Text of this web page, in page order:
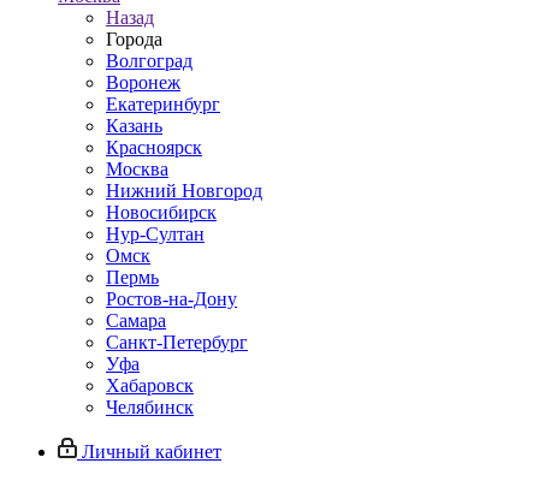
Назад
Города
Волгоград
Воронеж
Екатеринбург
Казань
Красноярск
Москва
Нижний Новгород
Новосибирск
Нур-Султан
Омск
Пермь
Ростов-на-Дону
Самара
Санкт-Петербург
Уфа
Хабаровск
Челябинск
Личный кабинет